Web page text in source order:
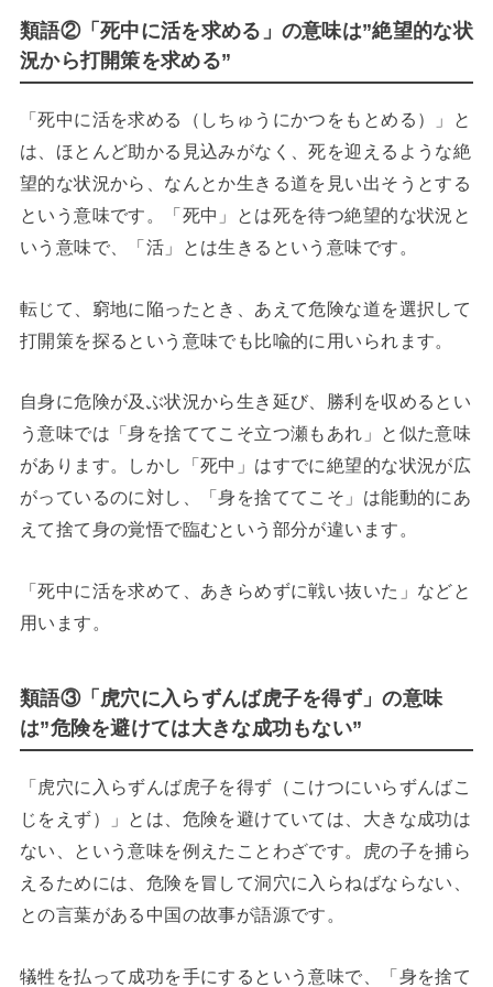
類語②「死中に活を求める」の意味は”絶望的な状
況から打開策を求める”
「死中に活を求める（しちゅうにかつをもとめる）」と
は、ほとんど助かる見込みがなく、死を迎えるような絶
望的な状況から、なんとか生きる道を見い出そうとする
という意味です。「死中」とは死を待つ絶望的な状況と
いう意味で、「活」とは生きるという意味です。
転じて、窮地に陥ったとき、あえて危険な道を選択して
打開策を探るという意味でも比喩的に用いられます。
自身に危険が及ぶ状況から生き延び、勝利を収めるとい
う意味では「身を捨ててこそ立つ瀬もあれ」と似た意味
があります。しかし「死中」はすでに絶望的な状況が広
がっているのに対し、「身を捨ててこそ」は能動的にあ
えて捨て身の覚悟で臨むという部分が違います。
「死中に活を求めて、あきらめずに戦い抜いた」などと
用います。
類語③「虎穴に入らずんば虎子を得ず」の意味
は”危険を避けては大きな成功もない”
「虎穴に入らずんば虎子を得ず（こけつにいらずんばこ
じをえず）」とは、危険を避けていては、大きな成功は
ない、という意味を例えたことわざです。虎の子を捕ら
えるためには、危険を冒して洞穴に入らねばならない、
との言葉がある中国の故事が語源です。
犠牲を払って成功を手にするという意味で、「身を捨て